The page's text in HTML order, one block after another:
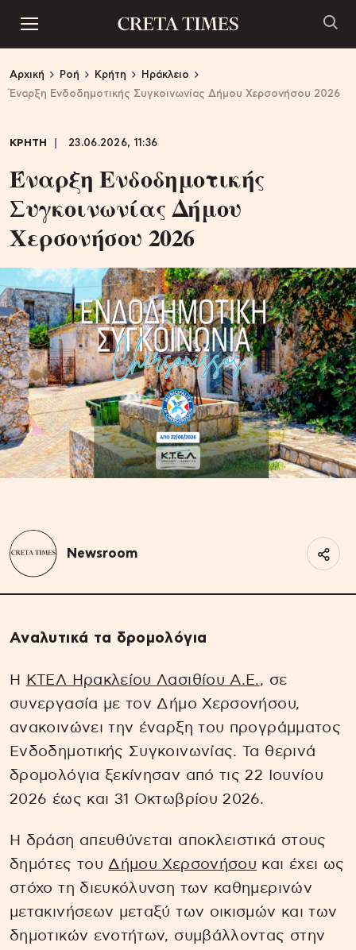
Αρχική Ροή Κρήτη
Ηράκλειο
Έναρξη Ενδοδημοτικής Συγκοινωνίας Δήμου Χερσονήσου 2026
ΚΡΗΤΗ 23.06.2026, 11:36
Έναρξη Ενδοδημοτικής
Συγκοινωνίας Δήμου
Χερσονήσου 2026
Newsroom
Αναλυτικά τα δρομολόγια
Η ΚΤΕΛ Ηρακλείου Λασιθίου Α.Ε., σε
συνεργασία με τον Δήμο Χερσονήσου,
ανακοινώνει την έναρξη του προγράμματος
Ενδοδημοτικής Συγκοινωνίας. Τα θερινά
δρομολόγια ξεκίνησαν από τις 22 Ιουνίου
2026 έως και 31 Οκτωβρίου 2026.
Η δράση απευθύνεται αποκλειστικά στους
δημότες τουΔήμου Χερσονήσου και έχει ως
στόχο τη διευκόλυνση των καθημερινών
μετακινήσεων μεταξύ των οικισμών και των
δημοτικών ενοτήτων, συμβάλλοντας στην